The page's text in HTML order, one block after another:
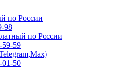
по России
98
по России
59-59
01-50